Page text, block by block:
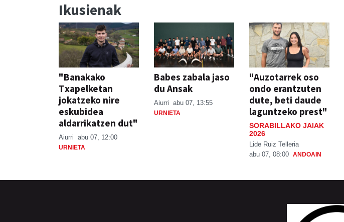
Ikusienak
"Banakako
Txapelketan
jokatzeko nire
eskubidea
aldarrikatzen dut"
Aiurri abu 07, 12:00
URNIETA
Babes zabala jaso
du Ansak
Aiurri abu 07, 13:55
URNIETA
"Auzotarrek oso
ondo erantzuten
dute, beti daude
laguntzeko prest"
SORABILLAKO JAIAK
2026
Lide Ruiz Telleria
abu 07, 08:00 ANDOAIN